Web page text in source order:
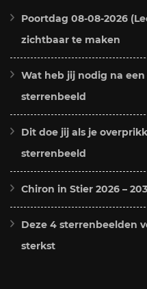
Poortdag 08-08-2026
zichtbaar te maken
Wat heb jij nodig na
sterrenbeeld
Dit doe jij als je
sterrenbeeld
Chiron in Stier 2026 –
Deze 4 sterrenbeelden
sterkst